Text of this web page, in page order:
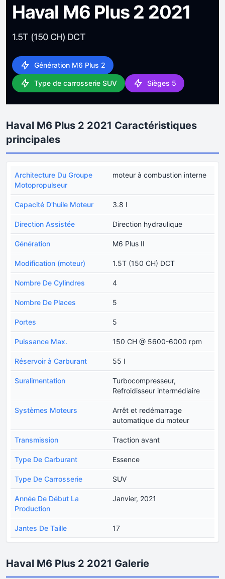
Haval M6 Plus 2 2021
1.5T (150 CH) DCT
Génération M6 Plus 2
Type de carrosserie SUV Sièges 5
Haval M6 Plus 2 2021 Caractéristiques
principales
Architecture Du Groupe
Motopropulseur
moteur à combustion interne
Capacité D'huile Moteur 3.8 l
Direction Assistée Direction hydraulique
Génération M6 Plus II
Modification (moteur) 1.5T (150 CH) DCT
Nombre De Cylindres 4
Nombre De Places 5
Portes 5
Puissance Max. 150 CH @ 5600-6000 rpm
Réservoir à Carburant 55 l
Suralimentation
Turbocompresseur,
Refroidisseur intermédiaire
Systèmes Moteurs
Arrêt et redémarrage
automatique du moteur
Transmission Traction avant
Type De Carburant Essence
Type De Carrosserie SUV
Année De Début La
Production
Janvier, 2021
Jantes De Taille 17
Haval M6 Plus 2 2021 Galerie